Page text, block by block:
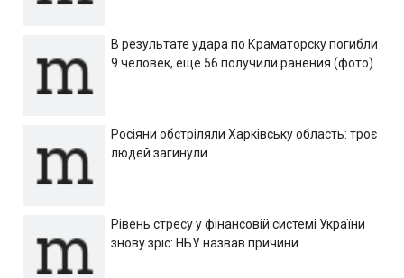
В результате удара по Краматорску погибли
9 человек, еще 56 получили ранения (фото)
Росіяни обстріляли Харківську область: троє
людей загинули
Рівень стресу у фінансовій системі України
знову зріс: НБУ назвав причини